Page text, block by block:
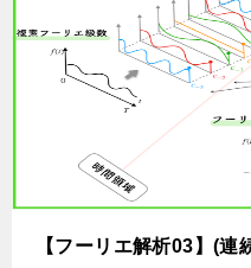
【フーリエ解析03】(連